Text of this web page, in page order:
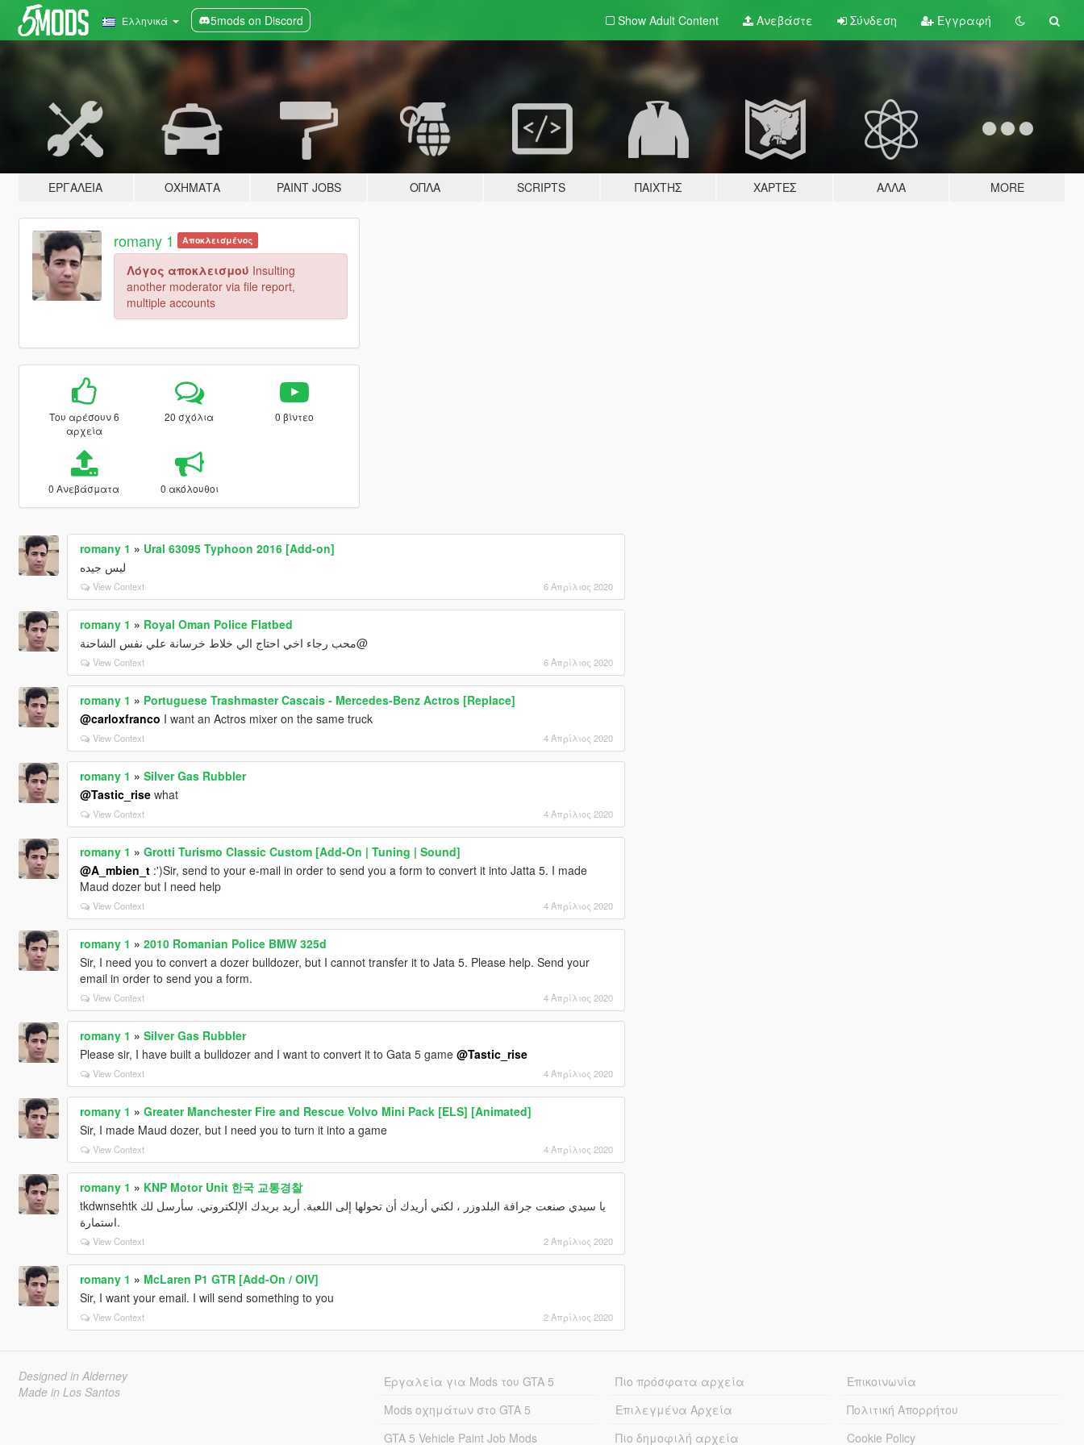
Ελληνικά 5mods on Discord Show Adult Content Ανεβάστε Σύνδεση Εγγραφή
ΕΡΓΑΛΕΊΑ ΟΧΉΜΑΤΑ PAINT JOBS ΌΠΛΑ SCRIPTS ΠΑΊΧΤΗΣ ΧΆΡΤΕΣ ΆΛΛΑ MORE
romany 1 Αποκλεισμένος
Λόγος αποκλεισμού Insulting
another moderator via file report,
multiple accounts
Του αρέσουν 6
αρχεία
20 σχόλια 0 βίντεο
0 Ανεβάσματα 0 ακόλουθοι
romany 1 » Ural 63095 Typhoon 2016 [Add-on]
ليس جيده
View Context 6 Απρίλιος 2020
romany 1 » Royal Oman Police Flatbed
@محب رجاء اخي احتاج الي خلاط خرسانة علي نفس الشاحنة
View Context 6 Απρίλιος 2020
romany 1 » Portuguese Trashmaster Cascais - Mercedes-Benz Actros [Replace]
@carloxfranco I want an Actros mixer on the same truck
View Context 4 Απρίλιος 2020
romany 1 » Silver Gas Rubbler
@Tastic_risewhat
View Context 4 Απρίλιος 2020
romany 1 » Grotti Turismo Classic Custom [Add-On | Tuning | Sound]
@A_mbien_t:')Sir, send to your e-mail in order to send you a form to convert it into Jatta 5. I made
Maud dozer but I need help
View Context 4 Απρίλιος 2020
romany 1 » 2010 Romanian Police BMW 325d
Sir, I need you to convert a dozer bulldozer, but I cannot transfer it to Jata 5. Please help. Send your
email in order to send you a form.
View Context 4 Απρίλιος 2020
romany 1 » Silver Gas Rubbler
Please sir, I have built a bulldozer and I want to convert it to Gata 5 game @Tastic_rise
View Context 4 Απρίλιος 2020
romany 1 » Greater Manchester Fire and Rescue Volvo Mini Pack [ELS] [Animated]
Sir, I made Maud dozer, but I need you to turn it into a game
View Context 4 Απρίλιος 2020
romany 1 » KNP Motor Unit 한국 교통경찰
tkdwnsehtk يا سيدي صنعت جرافة البلدوزر ، لكني أريدك أن تحولها إلى اللعبة. أريد بريدك الإلكتروني. سأرسل لك
استمارة.
View Context 2 Απρίλιος 2020
romany 1 » McLaren P1 GTR [Add-On / OIV]
Sir, I want your email. I will send something to you
View Context 2 Απρίλιος 2020
Designed in Alderney
Made in Los Santos
Εργαλεία για Mods του GTA 5
Mods οχημάτων στο GTA 5
GTA 5 Vehicle Paint Job Mods
Πιο πρόσφατα αρχεία
Επιλεγμένα Αρχεία
Πιο δημοφιλή αρχεία
Επικοινωνία
Πολιτική Απορρήτου
Cookie Policy